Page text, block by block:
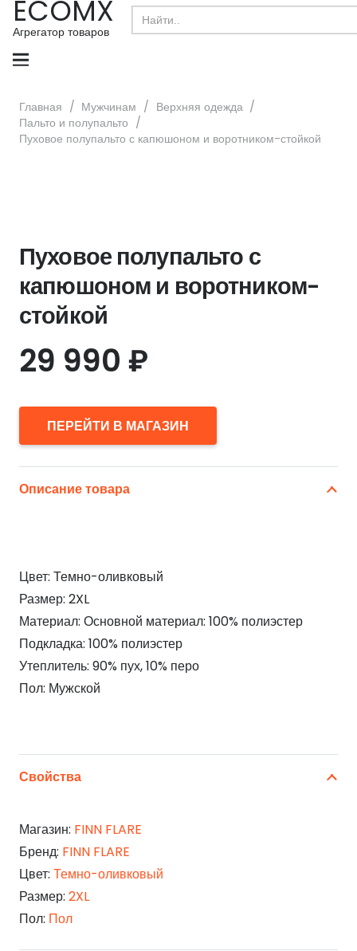
ECOMX
Агрегатор товаров
Search
for:
Главная / Мужчинам / Верхняя одежда /
Пальто и полупальто /
Пуховое полупальто с капюшоном и воротником-стойкой
Пуховое полупальто с
капюшоном и воротником-
стойкой
29 990 ₽
ПЕРЕЙТИ В МАГАЗИН
Описание товара
Цвет: Темно-оливковый
Размер: 2XL
Материал: Основной материал: 100% полиэстер
Подкладка: 100% полиэстер
Утеплитель: 90% пух, 10% перо
Пол: Мужской
Свойства
Магазин: FINN FLARE
Бренд: FINN FLARE
Цвет: Темно-оливковый
Размер: 2XL
Пол: Пол